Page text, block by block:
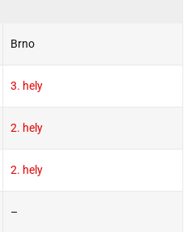
Brno
3. hely
2. hely
2. hely
–